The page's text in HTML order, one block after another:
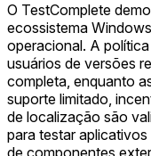
O TestComplete
ecossistema
operacional. A
usuários de versões
completa, enquanto
suporte limitado,
de localização são
para testar